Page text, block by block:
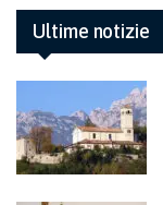
Ultime notizie